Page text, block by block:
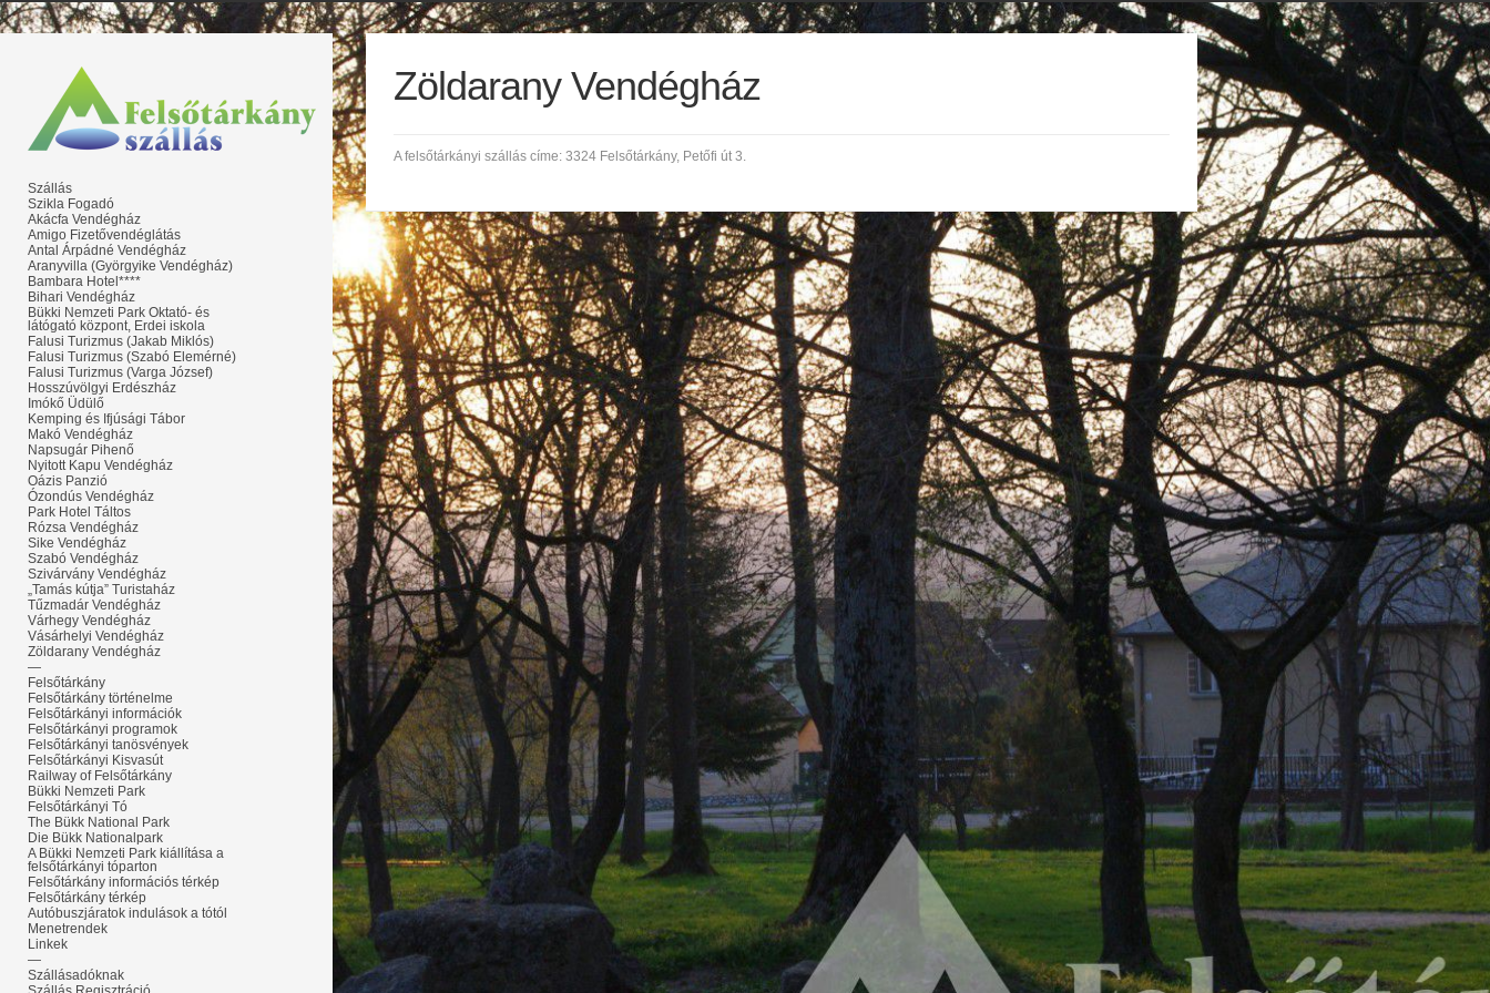
Szállás
Szikla Fogadó
Akácfa Vendégház
Amigo Fizetővendéglátás
Antal Árpádné Vendégház
Aranyvilla (Györgyike Vendégház)
Bambara Hotel****
Bihari Vendégház
Bükki Nemzeti Park Oktató- és
látógató központ, Erdei iskola
Falusi Turizmus (Jakab Miklós)
Falusi Turizmus (Szabó Elemérné)
Falusi Turizmus (Varga József)
Hosszúvölgyi Erdészház
Imókő Üdülő
Kemping és Ifjúsági Tábor
Makó Vendégház
Napsugár Pihenő
Nyitott Kapu Vendégház
Oázis Panzió
Ózondús Vendégház
Park Hotel Táltos
Rózsa Vendégház
Sike Vendégház
Szabó Vendégház
Szivárvány Vendégház
„Tamás kútja” Turistaház
Tűzmadár Vendégház
Várhegy Vendégház
Vásárhelyi Vendégház
Zöldarany Vendégház
—
Felsőtárkány
Felsőtárkány történelme
Felsőtárkányi információk
Felsőtárkányi programok
Felsőtárkányi tanösvények
Felsőtárkányi Kisvasút
Railway of Felsőtárkány
Bükki Nemzeti Park
Felsőtárkányi Tó
The Bükk National Park
Die Bükk Nationalpark
A Bükki Nemzeti Park kiállítása a
felsőtárkányi tóparton
Felsőtárkány információs térkép
Felsőtárkány térkép
Autóbuszjáratok indulások a tótól
Menetrendek
Linkek
—
Szállásadóknak
Zöldarany Vendégház
A felsőtárkányi szállás címe: 3324 Felsőtárkány, Petőfi út 3.